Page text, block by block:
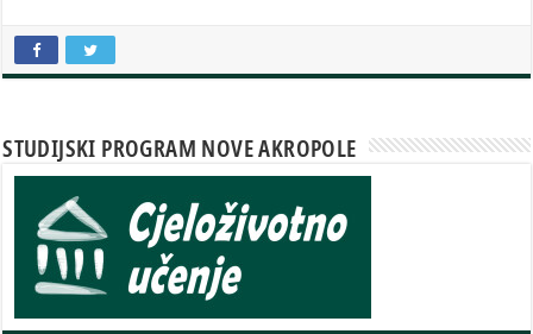
STUDIJSKI PROGRAM NOVE AKROPOLE